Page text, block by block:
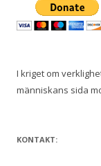
I kriget om
människans sida
KONTAKT: